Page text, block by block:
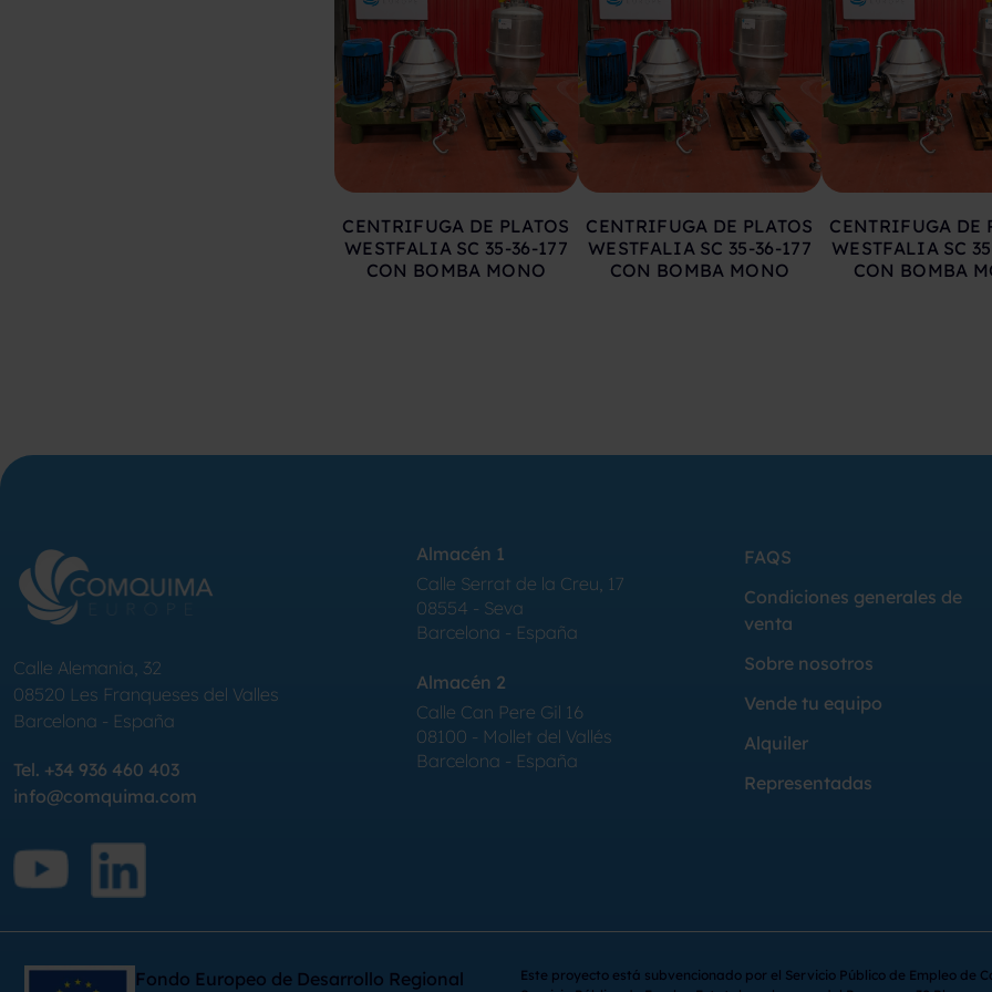
CENTRIFUGA DE PLATOS
WESTFALIA SC 35-36-177
CON BOMBA MONO
CENTRIFUGA DE PLATOS
WESTFALIA SC 35-36-177
CON BOMBA MONO
CENTRIFUGA DE
WESTFALIA SC
CON BOMBA
Calle Alemania, 32
08520 Les Franqueses del Valles
Barcelona - España
Tel. +34 936 460 403
info@comquima.com
Almacén 1
Calle Serrat de la Creu, 17
08554 - Seva
Barcelona - España
Almacén 2
Calle Can Pere Gil 16
08100 - Mollet del Vallés
Barcelona - España
FAQS
Condiciones generales de
venta
Sobre nosotros
Vende tu equipo
Alquiler
Representadas
Fondo Europeo de Desarrollo Regional
Este proyecto está subvencionado por el Servicio Público de Empleo de